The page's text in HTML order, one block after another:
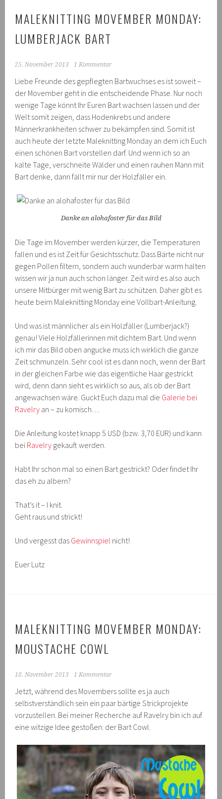
MALEKNITTING MOVEMBER MONDAY:
LUMBERJACK BART
25. November 2013 1 Kommentar
Liebe Freunde des gepflegten Bartwuchses es ist soweit –
der Movember geht in die entscheidende Phase. Nur noch
wenige Tage könnt Ihr Euren Bart wachsen lassen und der
Welt somit zeigen, dass Hodenkrebs und andere
Männerkrankheiten schwer zu bekämpfen sind. Somit ist
auch heute der letzte Maleknitting Monday an dem ich Euch
einen schönen Bart vorstellen darf. Und wenn ich so an
kalte Tage, verschneite Wälder und einen rauhen Mann mit
Bart denke, dann fällt mir nur der Holzfäller ein.
Danke an alohafoster für das Bild
Die Tage im Movember werden kürzer, die Temperaturen
fallen und es ist Zeit für Gesichtsschutz. Dass Bärte nicht nur
gegen Pollen filtern, sondern auch wunderbar warm halten
wissen wir ja nun auch schon länger. Zeit wird es also auch
unsere Mitbürger mit wenig Bart zu schützen. Daher gibt es
heute beim Maleknitting Monday eine Vollbart-Anleitung.
Und was ist männlicher als ein Holzfäller (Lumberjack?)
genau! Viele Holzfällerinnen mit dichtem Bart. Und wenn
ich mir das Bild oben angucke muss ich wirklich die ganze
Zeit schmunzeln. Sehr cool ist es dann noch, wenn der Bart
in der gleichen Farbe wie das eigentliche Haar gestrickt
wird, denn dann sieht es wirklich so aus, als ob der Bart
angewachsen wäre. Guckt Euch dazu mal die Galerie bei
Ravelry an – zu komisch…
Die Anleitung kostet knapp 5 USD (bzw. 3,70 EUR) und kann
bei Ravelry gekauft werden.
Habt Ihr schon mal so einen Bart gestrickt? Oder findet Ihr
das eh zu albern?
That’s it – I knit.
Geht raus und strickt!
Und vergesst das Gewinnspiel nicht!
Euer Lutz
MALEKNITTING MOVEMBER MONDAY:
MOUSTACHE COWL
18. November 2013 1 Kommentar
Jetzt, während des Movembers sollte es ja auch
selbstverständlich sein ein paar bärtige Strickprojekte
vorzustellen. Bei meiner Recherche auf Ravelry bin ich auf
eine witzige Idee gestoßen: der Bart Cowl.